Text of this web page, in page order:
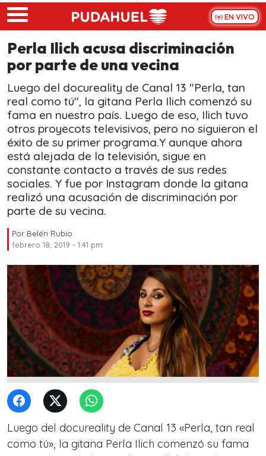
Skip to main content
EN VIVO
Perla Ilich acusa discriminación
por parte de una vecina
Luego del docureality de Canal 13 "Perla, tan
real como tú", la gitana Perla Ilich comenzó su
fama en nuestro país. Luego de eso, Ilich tuvo
otros proyecots televisivos, pero no siguieron el
éxito de su primer programa.Y aunque ahora
está alejada de la televisión, sigue en
constante contacto a través de sus redes
sociales. Y fue por Instagram donde la gitana
realizó una acusación de discriminación por
parte de su vecina.
Por Belén Rubio
febrero 18, 2019 - 1:41 pm
Luego del docureality de Canal 13 «Perla, tan real
como tú», la gitana Perla Ilich comenzó su fama